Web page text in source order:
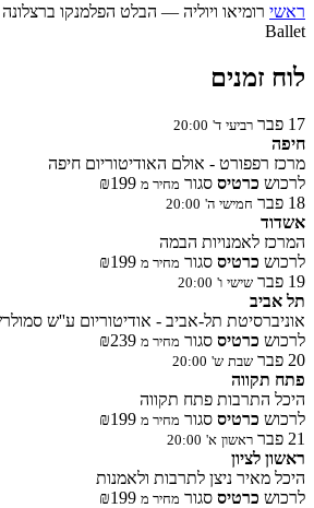
זמנים
פבררביעי ד' 20:00
רפפורט - אולם האודיטוריום חיפה
כרטיס סגור מחיר מ ₪199
פברחמישי ה' 20:00
לאמנויות הבמה
כרטיס סגור מחיר מ ₪199
פברשישי ו' 20:00
אביב
תל-אביב - אודיטוריום ע''ש סמולרש
כרטיס סגור מחיר מ ₪239
פברשבת ש' 20:00
תקווה
התרבות פתח תקווה
כרטיס סגור מחיר מ ₪199
פברראשון א' 20:00
לציון
מאיר ניצן לתרבות ולאמנות
כרטיס סגור מחיר מ ₪199